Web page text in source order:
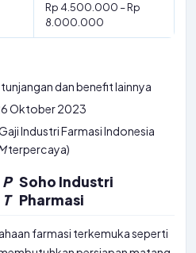
Rp 4.500.000 – Rp
8.000.000
dan benefit lainnya
Oktober 2023
Industri Farmasi Indonesia
terpercaya)
P
T
Soho Industri
Pharmasi
farmasi terkemuka seperti